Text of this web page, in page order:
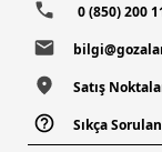
0 (850) 200
Satış
Sıkça